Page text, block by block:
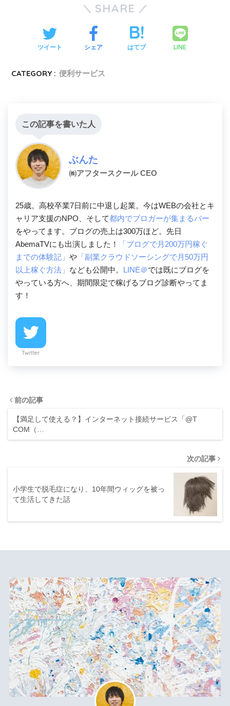
SHARE
ツイート シェア はてブ LINE
CATEGORY : 便利サービス
この記事を書いた人
ぶんた
㈱アフタースクール CEO
25歳。高校卒業7日前に中退し起業。今はWEBの会社とキ
ャリア支援のNPO、そして都内でブロガーが集まるバー
をやってます。ブログの売上は300万ほど。先日
AbemaTVにも出演しました！
「ブログで月200万円稼ぐ
までの体験記」 や 「副業クラウドソーシングで月50万円
以上稼ぐ方法」 なども公開中。 LINE＠では既にブログを
やっている方へ、期間限定で稼げるブログ診断やってま
す！
Twitter
前の記事
【満足して使える？】インターネット接続サービス「@T
COM（…
次の記事
小学生で脱毛症になり、10年間ウィッグを被っ
て生活してきた話